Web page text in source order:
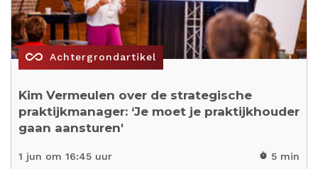
all_inclusive Achtergrondartikel
Kim Vermeulen over de strategische
praktijkmanager: ‘Je moet je praktijkhouder
gaan aansturen'
1 jun om 16:45 uur timer 5 min